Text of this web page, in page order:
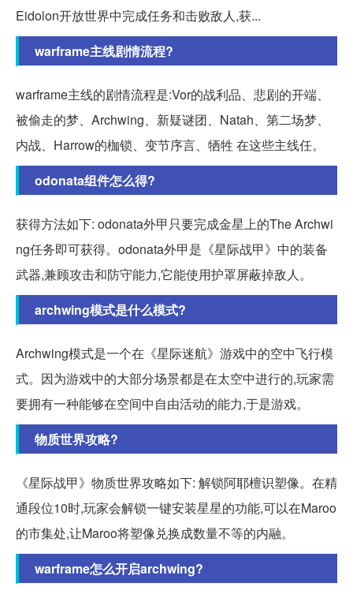
Eidolon开放世界中完成任务和击败敌人,获...
warframe主线剧情流程?
warframe主线的剧情流程是:Vor的战利品、悲剧的开端、
被偷走的梦、Archwing、新疑谜团、Natah、第二场梦、
内战、Harrow的枷锁、变节序言、牺牲 在这些主线任。
odonata组件怎么得?
获得方法如下: odonata外甲只要完成金星上的The Archwi
ng任务即可获得。odonata外甲是《星际战甲》中的装备
武器,兼顾攻击和防守能力,它能使用护罩屏蔽掉敌人。
archwing模式是什么模式?
Archwing模式是一个在《星际迷航》游戏中的空中飞行模
式。因为游戏中的大部分场景都是在太空中进行的,玩家需
要拥有一种能够在空间中自由活动的能力,于是游戏。
物质世界攻略?
《星际战甲》物质世界攻略如下: 解锁阿耶檀识塑像。在精
通段位10时,玩家会解锁一键安装星星的功能,可以在Maroo
的市集处,让Maroo将塑像兑换成数量不等的内融。
warframe怎么开启archwing?